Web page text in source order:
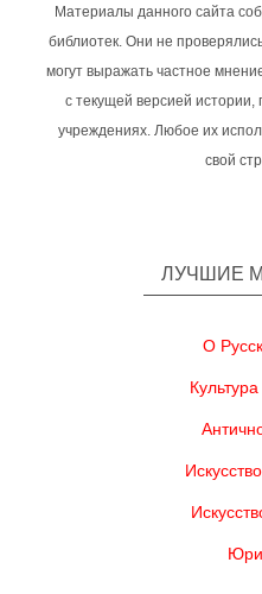
Материалы данного сайта
библиотек. Они не
могут выражать частное
с текущей версией
учреждениях. Любое их
свой
ЛУЧШИЕ
О